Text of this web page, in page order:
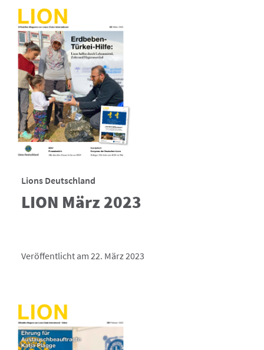
Lions Deutschland
LION März 2023
Veröffentlicht am 22. März 2023